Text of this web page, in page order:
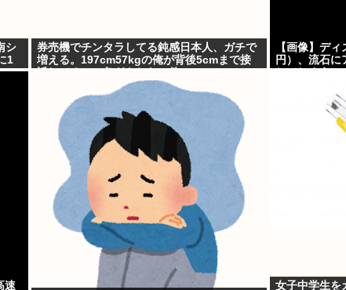
シ
1
券売機でチンタラしてる鈍感日本人、ガチで
増える。197cm57kgの俺が背後5cmまで接
【画像】デ
円）、流石
速
女子中学生を